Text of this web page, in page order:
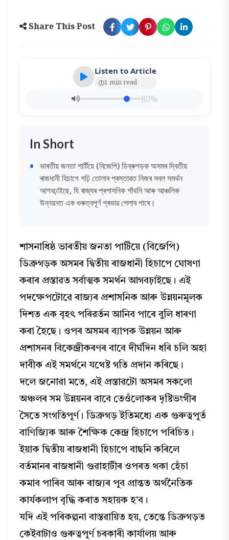
Share This Post
Listen to Article
1 min read
80%
In Short
ভাৰতীয় জনতা পাৰ্টিয়ে (বিজেপি) ডিব্ৰুগড়ক অসমৰ দ্বিতীয়
ৰাজধানী হিচাপে গঢ়ি তোলাৰ প্ৰস্তাৱত নিজৰ সবল সমৰ্থন
আগবঢ়াইছে, যি ৰাজ্যৰ প্ৰশাসনিক গাঁথনি আৰু আঞ্চলিক
উন্নয়নত এক গুৰুত্বপূৰ্ণ প্ৰভাৱ পেলাব পাৰে।
শাসনাধিষ্ঠ ভাৰতীয় জনতা পাৰ্টিয়ে (বিজেপি)
ডিব্ৰুগড়ক অসমৰ দ্বিতীয় ৰাজধানী হিচাপে ঘোষণা
কৰাৰ প্ৰস্তাৱত সৰ্বাত্মক সমৰ্থন আগবঢ়াইছে। এই
পদক্ষেপটোৱে ৰাজ্যৰ প্ৰশাসনিক আৰু উন্নয়নমূলক
দিশত এক বৃহৎ পৰিৱৰ্তন আনিব পাৰে বুলি ধাৰণা
কৰা হৈছে। ওপৰ অসমৰ ব্যাপক উন্নয়ন আৰু
প্ৰশাসনৰ বিকেন্দ্ৰীকৰণৰ বাবে দীৰ্ঘদিন ধৰি চলি অহা
দাবীক এই সমৰ্থনে যথেষ্ট গতি প্ৰদান কৰিছে।
দলে জনোৱা মতে, এই প্ৰস্তাৱটো অসমৰ সকলো
অঞ্চলৰ সম উন্নয়নৰ বাবে তেওঁলোকৰ দৃষ্টিভংগীৰ
সৈতে সংগতিপূৰ্ণ। ডিব্ৰুগড় ইতিমধ্যে এক গুৰুত্বপূৰ্ত
বাণিজ্যিক আৰু শৈক্ষিক কেন্দ্ৰ হিচাপে পৰিচিত।
ইয়াক দ্বিতীয় ৰাজধানী হিচাপে বাছনি কৰিলে
বৰ্তমানৰ ৰাজধানী গুৱাহাটীৰ ওপৰত থকা হেঁচা
কমাব পাৰিব আৰু ৰাজ্যৰ পূব প্ৰান্তত অৰ্থনৈতিক
কাৰ্যকলাপ বৃদ্ধি কৰাত সহায়ক হ'ব।
যদি এই পৰিকল্পনা বাস্তৱায়িত হয়, তেন্তে ডিব্ৰুগড়ত
কেইবাটাও গুৰুত্বপূৰ্ণ চৰকাৰী কাৰ্যালয় আৰু